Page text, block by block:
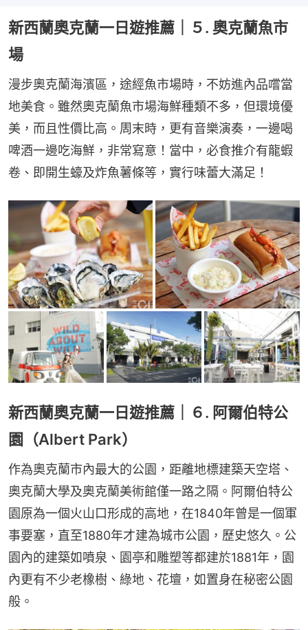
新西蘭奧克蘭一日遊推薦｜５. 奧克蘭魚市
場
漫步奧克蘭海濱區，途經魚市場時，不妨進內品嚐當
地美食。雖然奧克蘭魚市場海鮮種類不多，但環境優
美，而且性價比高。周末時，更有音樂演奏，一邊喝
啤酒一邊吃海鮮，非常寫意！當中，必食推介有龍蝦
卷、即開生蠔及炸魚薯條等，實行味蕾大滿足！
新西蘭奧克蘭一日遊推薦｜６. 阿爾伯特公
園（Albert Park）
作為奧克蘭市內最大的公園，距離地標建築天空塔、
奧克蘭大學及奧克蘭美術館僅一路之隔。阿爾伯特公
園原為一個火山口形成的高地，在1840年曾是一個軍
事要塞，直至1880年才建為城市公園，歷史悠久。公
園內的建築如噴泉、園亭和雕塑等都建於1881年，園
內更有不少老橡樹、綠地、花壇，如置身在秘密公園
般。